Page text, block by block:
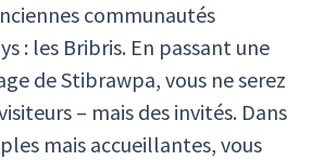
communautés
: les Bribris. En passant une
de Stibrawpa, vous ne serez
– mais des invités. Dans
mais accueillantes, vous